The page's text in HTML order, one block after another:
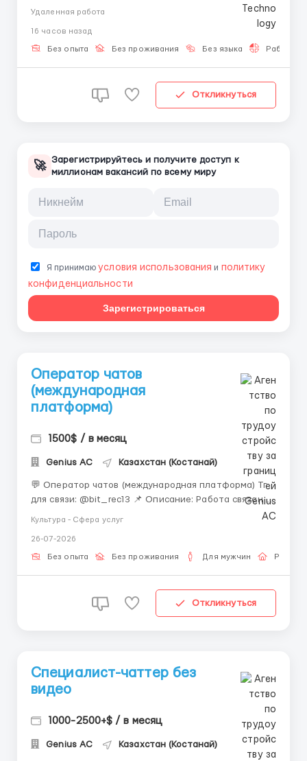
области всегда востребованы 🌍. Даже если у вас
нет опыта, вы можете начать сегодня и постепенно
освоить современные инструменты. Работа
дистанционная — вы сами выбираете время и место.
Удаленная работа
16 часов назад
Без опыта Без проживания Без языка Работа
Откликнуться
🚀 Зарегистрируйтесь и получите доступ к
миллионам вакансий по всему миру
Я принимаюусловия использования и политику
конфиденциальности
Зарегистрироваться
Оператор чатов
(международная
платформа)
1500$ / в месяц
Genius AС Казахстан (Костанай)
💬 Оператор чатов (международная платформа) Тг
для связи: @bit_rec13 📌 Описание: Работа связана с
ведением переписки с пользователями платформы
анкет девушек. Все анкеты используются с
согласия. Платформа распределяет оплату между
Культура - Сфера услуг
26-07-2026
Без опыта Без проживания Для мужчин Работа
Откликнуться
Специалист-чаттер без
видео
1000-2500+$ / в месяц
Genius AС Казахстан (Костанай)